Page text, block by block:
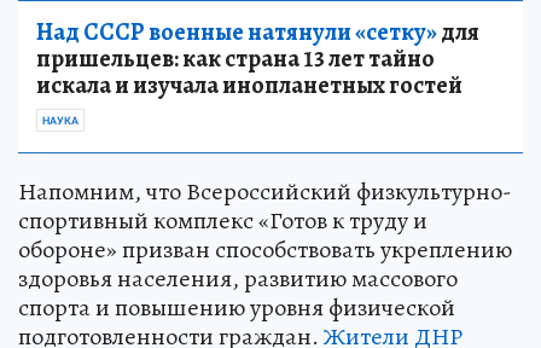
Над СССР военные натянули «сетку»для
пришельцев: как страна 13 лет тайно
искала и изучала инопланетных гостей
НАУКА
Напомним, что Всероссийский физкультурно-
спортивный комплекс «Готов к труду и
обороне» призван способствовать укреплению
здоровья населения, развитию массового
спорта и повышению уровня физической
подготовленности граждан. Жители ДНР